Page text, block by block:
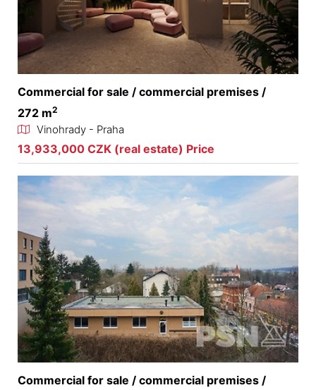
Commercial for sale / commercial premises /
272 m2
Vinohrady - Praha
13,933,000 CZK (real estate) Price
Commercial for sale / commercial premises /